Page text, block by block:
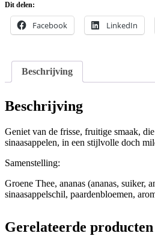
Dit delen:
Facebook LinkedIn
Beschrijving
Beschrijving
Geniet van de frisse, fruitige smaak,
sinaasappelen, in een stijlvolle doch
Samenstelling:
Groene Thee, ananas (ananas, suiker,
sinaasappelschil, paardenbloemen,
Gerelateerde producten